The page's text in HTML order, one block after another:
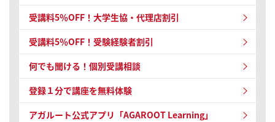
受講料5％OFF！大学生協・代理店割引
受講料5％OFF！受験経験者割引
何でも聞ける！個別受講相談
登録１分で講座を無料体験
アガルート公式アプリ「AGAROOT Learning」